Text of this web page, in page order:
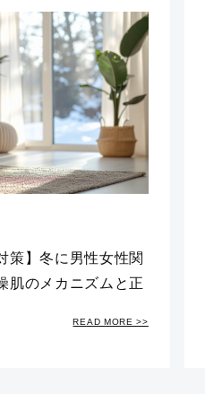
策】冬に男性女性関
肌のメカニズムと正
READ MORE >>